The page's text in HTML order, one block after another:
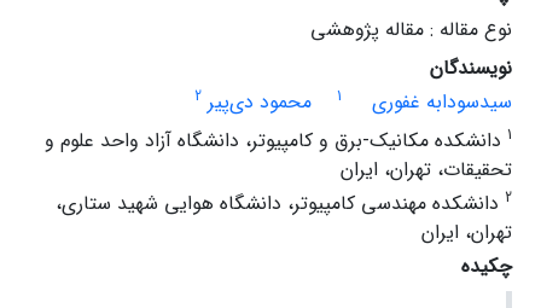
نوع مقاله : مقاله پژوهشی
نویسندگان
سید‌سودابه غفوری
1 محمود دی‌پیر 2
1 دانشکده مکانیک-برق و کامپیوتر، دانشگاه آزاد واحد علوم و
تحقیقات، تهران، ایران
2 دانشکده مهندسی کامپیوتر، دانشگاه هوایی شهید ستاری،
تهران، ایران
چکیده